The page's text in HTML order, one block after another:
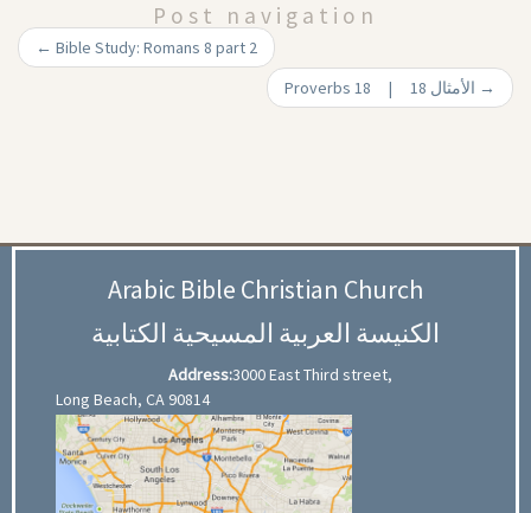
Post navigation
← Bible Study: Romans 8 part 2
→
Arabic Bible Christian Church
الكنيسة العربية المسيحية الكتابية
Address:3000 East Third street,
Long Beach, CA 90814